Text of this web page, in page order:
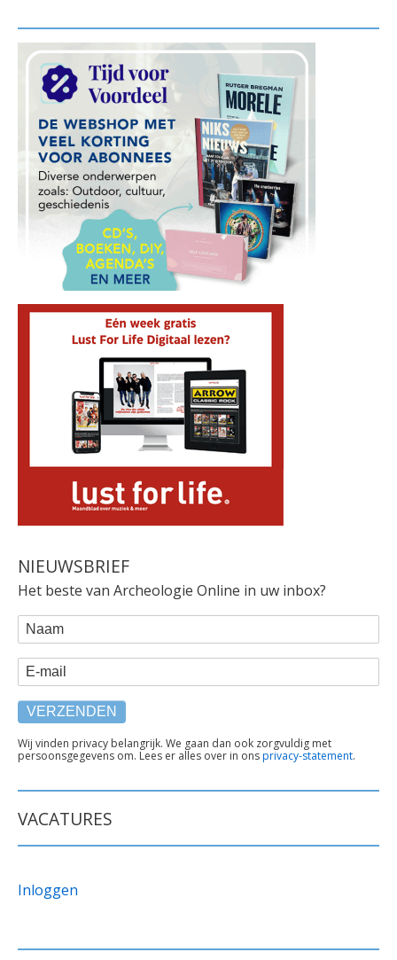
NIEUWSBRIEF
Het beste van Archeologie Online in uw inbox?
WEBFORM
Naam
E-mail
TEKST
ONDER
Wij vinden privacy belangrijk. We gaan dan ook zorgvuldig met
persoonsgegevens om. Lees er alles over in onsprivacy-statement.
VACATURES
Inloggen